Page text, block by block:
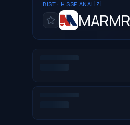
BIST · HISSE ANALIZI
MARMR